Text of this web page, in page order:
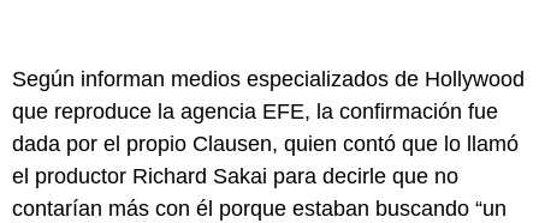
Según informan medios especializados de Hollywood
que reproduce la agencia EFE, la confirmación fue
dada por el propio Clausen, quien contó que lo llamó
el productor Richard Sakai para decirle que no
contarían más con él porque estaban buscando “un